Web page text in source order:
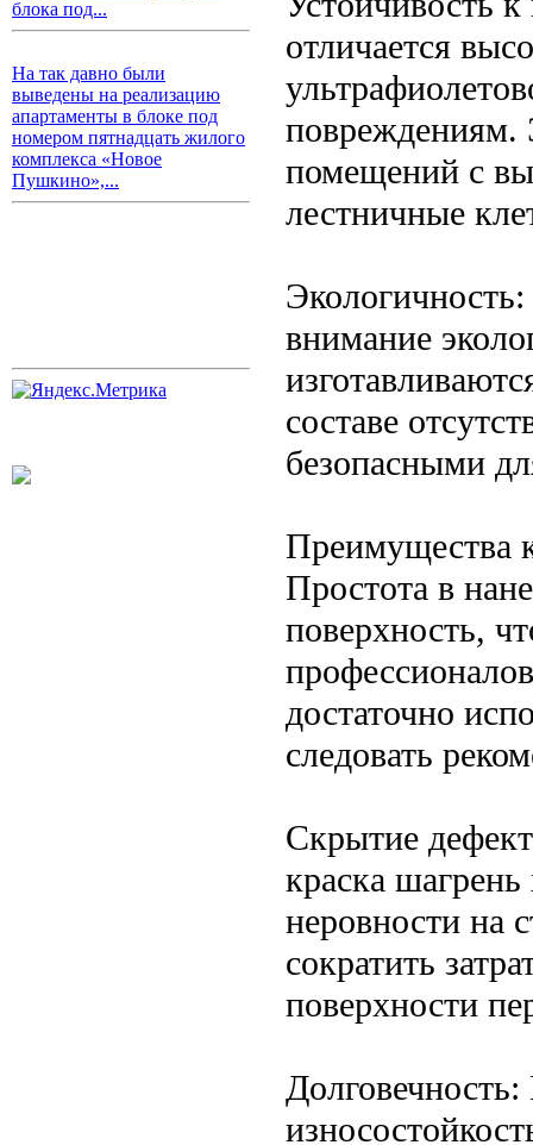
блока под...
На так давно были
выведены на реализацию
апартаменты в блоке под
номером пятнадцать жилого
комплекса «Новое
Пушкино»,...
отличается
повреждениям.
помещений с
лестничные
внимание
составе
безопасными
Преимущества
Простота в
поверхность,
достаточно
следовать
Скрытие
краска
неровности на
сократить
поверхности